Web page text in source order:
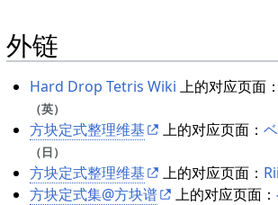
外链
Hard Drop Tetris Wiki 上的对应页面：
（英）
方块定式整理维基 上的对应页面：
（日）
方块定式整理维基 上的对应页面：
方块定式集@方块谱 上的对应页面：